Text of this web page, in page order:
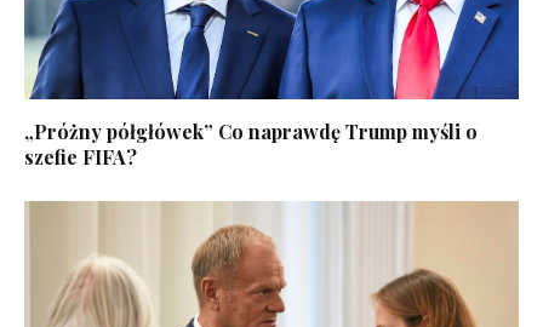
„Próżny półgłówek” Co naprawdę Trump myśli o
szefie FIFA?